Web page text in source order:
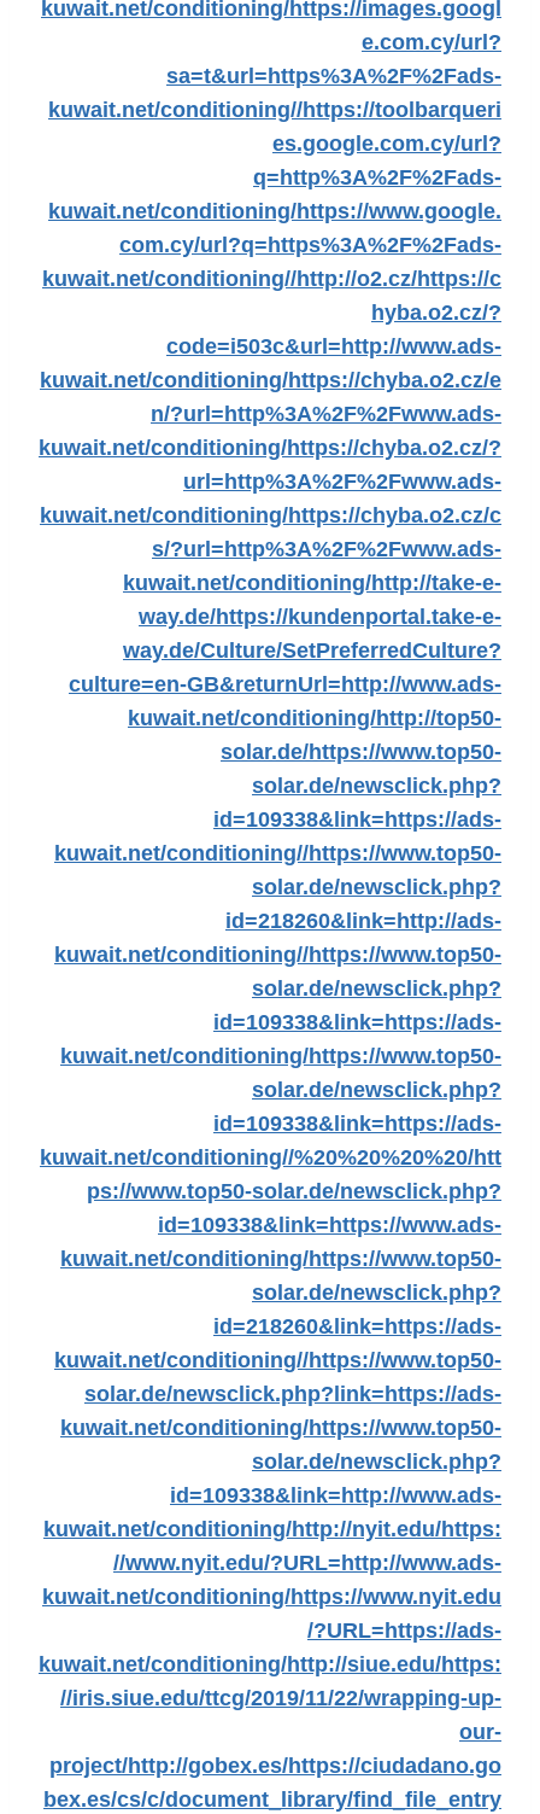
kuwait.net/conditioning/https://images.googl
e.com.cy/url?
sa=t&url=https%3A%2F%2Fads-
kuwait.net/conditioning//https://toolbarqueri
es.google.com.cy/url?
q=http%3A%2F%2Fads-
kuwait.net/conditioning/https://www.google.
com.cy/url?q=https%3A%2F%2Fads-
kuwait.net/conditioning//http://o2.cz/https://c
hyba.o2.cz/?
code=i503c&url=http://www.ads-
kuwait.net/conditioning/https://chyba.o2.cz/e
n/?url=http%3A%2F%2Fwww.ads-
kuwait.net/conditioning/https://chyba.o2.cz/?
url=http%3A%2F%2Fwww.ads-
kuwait.net/conditioning/https://chyba.o2.cz/c
s/?url=http%3A%2F%2Fwww.ads-
kuwait.net/conditioning/http://take-e-
way.de/https://kundenportal.take-e-
way.de/Culture/SetPreferredCulture?
culture=en-GB&returnUrl=http://www.ads-
kuwait.net/conditioning/http://top50-
solar.de/https://www.top50-
solar.de/newsclick.php?
id=109338&link=https://ads-
kuwait.net/conditioning//https://www.top50-
solar.de/newsclick.php?
id=218260&link=http://ads-
kuwait.net/conditioning//https://www.top50-
solar.de/newsclick.php?
id=109338&link=https://ads-
kuwait.net/conditioning/https://www.top50-
solar.de/newsclick.php?
id=109338&link=https://ads-
kuwait.net/conditioning//%20%20%20%20/htt
ps://www.top50-solar.de/newsclick.php?
id=109338&link=https://www.ads-
kuwait.net/conditioning/https://www.top50-
solar.de/newsclick.php?
id=218260&link=https://ads-
kuwait.net/conditioning//https://www.top50-
solar.de/newsclick.php?link=https://ads-
kuwait.net/conditioning/https://www.top50-
solar.de/newsclick.php?
id=109338&link=http://www.ads-
kuwait.net/conditioning/http://nyit.edu/https:
//www.nyit.edu/?URL=http://www.ads-
kuwait.net/conditioning/https://www.nyit.edu
/?URL=https://ads-
kuwait.net/conditioning/http://siue.edu/https:
//iris.siue.edu/ttcg/2019/11/22/wrapping-up-
our-
project/http://gobex.es/https://ciudadano.go
bex.es/cs/c/document_library/find_file_entry